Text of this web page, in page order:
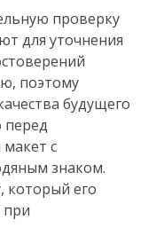
проверку
для уточнения
поэтому
будущего
перед
макет с
знаком.
который его
при